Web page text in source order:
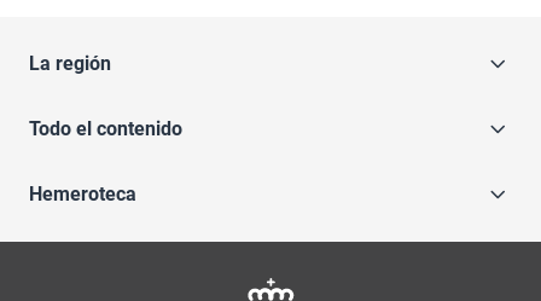
La región
Todo el contenido
Hemeroteca